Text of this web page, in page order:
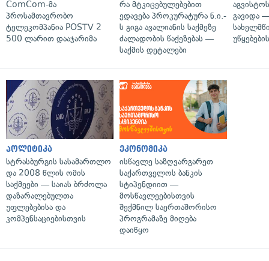
ComCom-მა
პროსამთავრობო
ტელეკომპანია POSTV 2
500 ლარით დააჯარიმა
რა მტკიცებულებებით
ედავება პროკურატურა ნ.ი.-
ს გიგა ავალიანის საქმეზე
ძალადობის წაქეზებას —
საქმის დეტალები
გავიდა
პოლიტიკა
სტრასბურგის სასამართლო
და 2008 წლის ომის
საქმეები — საიას ბრძოლა
დაზარალებულთა
უფლებებისა და
კომპენსაციებისთვის
ეკონომიკა
ისწავლე საზღვარგარეთ
საქართველოს ბანკის
სტიპენდიით —
მოსწავლეებისთვის
შექმნილ საერთაშორისო
პროგრამაზე მიღება
დაიწყო